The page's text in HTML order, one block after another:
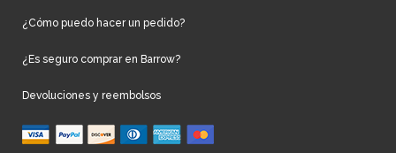
¿Cómo puedo hacer un pedido?
¿Es seguro comprar en Barrow?
Devoluciones y reembolsos